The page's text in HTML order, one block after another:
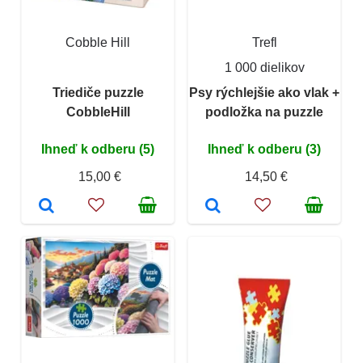
Cobble Hill
Triediče puzzle
CobbleHill
Ihneď k odberu (5)
15,00 €
Trefl
1 000 dielikov
Psy rýchlejšie ako vlak +
podložka na puzzle
Ihneď k odberu (3)
14,50 €